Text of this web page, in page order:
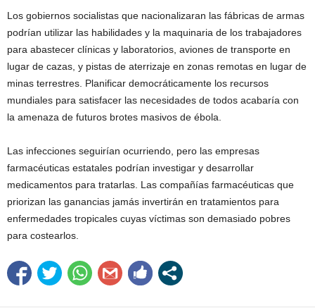
Los gobiernos socialistas que nacionalizaran las fábricas de armas
podrían utilizar las habilidades y la maquinaria de los trabajadores
para abastecer clínicas y laboratorios, aviones de transporte en
lugar de cazas, y pistas de aterrizaje en zonas remotas en lugar de
minas terrestres. Planificar democráticamente los recursos
mundiales para satisfacer las necesidades de todos acabaría con
la amenaza de futuros brotes masivos de ébola.
Las infecciones seguirían ocurriendo, pero las empresas
farmacéuticas estatales podrían investigar y desarrollar
medicamentos para tratarlas. Las compañías farmacéuticas que
priorizan las ganancias jamás invertirán en tratamientos para
enfermedades tropicales cuyas víctimas son demasiado pobres
para costearlos.